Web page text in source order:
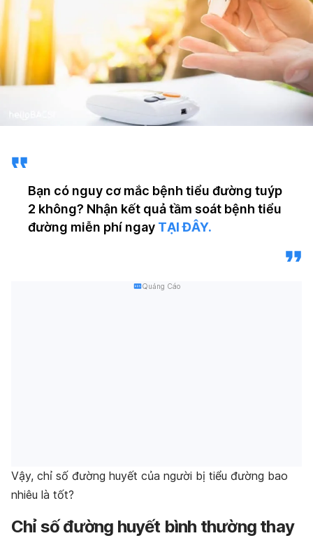
Bạn có nguy cơ mắc bệnh tiểu đường tuýp
2 không? Nhận kết quả tầm soát bệnh tiểu
đường miễn phí ngay TẠI ĐÂY.
Quảng Cáo
Vậy, chỉ số đường huyết của người bị tiểu đường bao
nhiêu là tốt?
Chỉ số đường huyết bình thường thay